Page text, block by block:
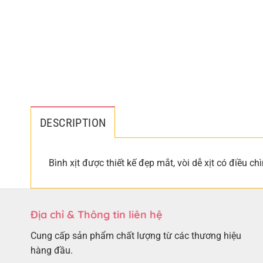
DESCRIPTION
Bình xịt được thiết kế đẹp mắt, vòi dễ xịt có điều
Địa chỉ & Thông tin liên hệ
Cung cấp sản phẩm chất lượng từ các thương hiệu
hàng đầu.